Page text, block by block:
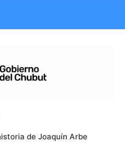
de Joaquín Arbe